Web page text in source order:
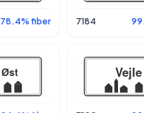
78.4% fiber 7184